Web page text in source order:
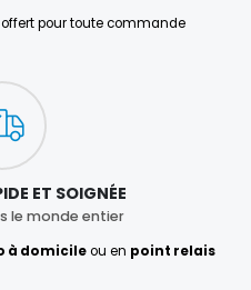
pour toute commande
ET SOIGNÉE
le monde entier
à domicileou en point relais